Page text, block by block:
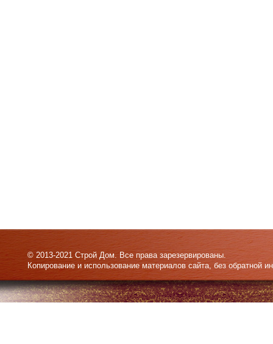
© 2013-2021 Строй Дом. Все права зарезервированы.
Копирование и использование материалов сайта, без обратной